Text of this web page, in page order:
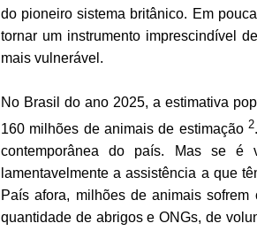
do pioneiro sistema britânico. Em
tornar um instrumento imprescindível
mais vulnerável.
No Brasil do ano 2025, a estimativa
160 milhões de animais de estimação 2
contemporânea do país. Mas se
lamentavelmente a assistência a que
País afora, milhões de animais
quantidade de abrigos e ONGs, de